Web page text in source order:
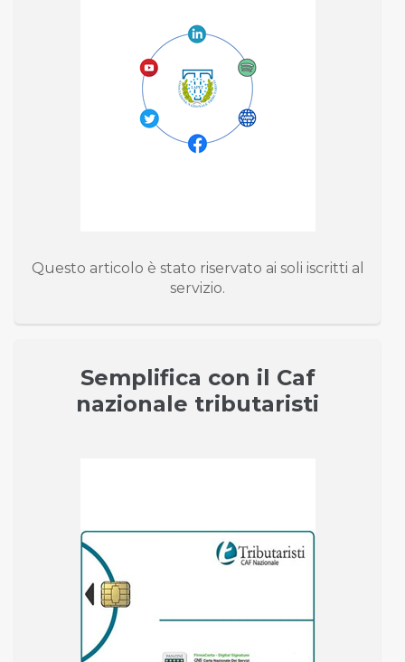
Questo articolo è stato riservato ai soli iscritti al
servizio.
Semplifica con il Caf
nazionale tributaristi